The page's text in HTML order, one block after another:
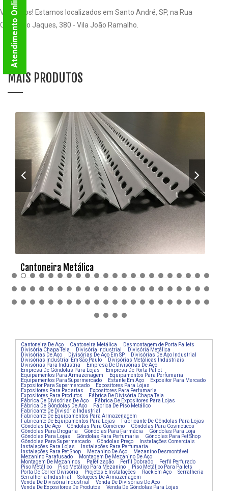
Visite-nos! Estamos localizados em Santo André, SP, na Rua
Cristóvão Jaques, 380 - Vila João Ramalho.
MAIS PRODUTOS
Cantoneira Metálica
Cantoneira De Aço Cantoneira Metálica
Desmontagem de Porta Pallets
Divisória Chapa Tela
Divisória Industrial
Divisória Metálica
Divisórias De Aço
Divisórias De Aço Em SP
Divisórias De Aço Industrial
Divisórias Industrial Em São Paulo
Divisórias Metálicas Industriais
Divisórias Para Indústria
Empresa De Divisórias De Aço
Empresa De Gôndolas Para Lojas
Empresa De Porta Pallet
Equipamentos Para Armazenagem
Equipamentos Para Perfumaria
Equipamentos Para Supermercado
Estante Em Aço
Expositor Para Mercado
Expositor Para Supermercado
Expositores Para Lojas
Expositores Para Padarias
Expositores Para Perfumaria
Expositores Para Produtos
Fábrica De Divisória Chapa Tela
Fábrica De Divisórias De Aço
Fábrica De Expositores Para Lojas
Fábrica De Gôndolas De Aço
Fábrica De Piso Metálico
Fabricante De Divisória Industrial
Fabricante De Equipamentos Para Armazenagem
Fabricante De Equipamentos Para Lojas
Fabricante De Gôndolas Para Lojas
Gôndolas De Aço
Gôndolas Para Comércio
Gôndolas Para Cosméticos
Gôndolas Para Drogaria
Gôndolas Para Farmácia
Gôndolas Para Loja
Gôndolas Para Lojas
Gôndolas Para Perfumaria
Gôndolas Para Pet Shop
Gôndolas Para Supermercado
Gôndolas Preço
Instalações Comerciais
Instalações Para Lojas
Instalações Para Perfumaria
Instalações Para Pet Shop
Mezanino De Aço
Mezanino Desmontável
Mezanino Parafusado
Montagem De Mezanino De Aço
Montagem De Mezaninos
Paletização Perfil Dobrado
Perfil Perfurado
Piso Metálico
Piso Metálico Para Mezanino
Piso Metálico Para Pallets
Porta De Correr Divisória
Projetos E Instalações Rack Em Aço
Serralheria
Serralheria Industrial
Soluções De Armazenagem
Venda De Divisória Industrial
Venda De Divisórias De Aço
Venda De Expositores De Produtos
Venda De Gôndolas Para Lojas
Atendimento Online